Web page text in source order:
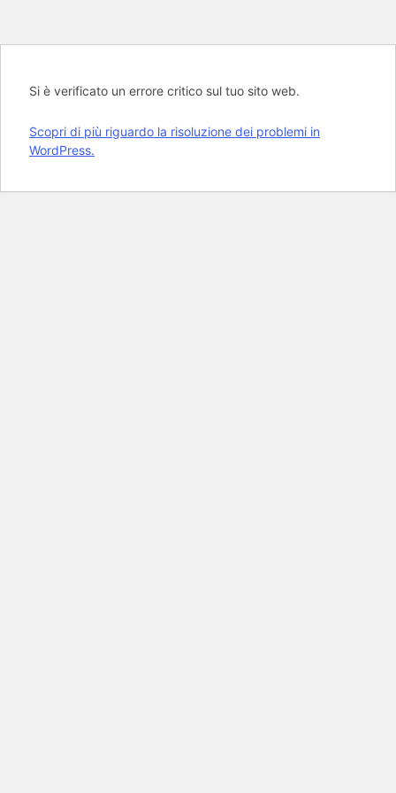
Si è verificato un errore critico sul tuo sito web.
Scopri di più riguardo la risoluzione dei problemi in
WordPress.